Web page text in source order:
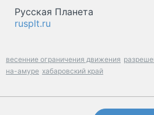
Русская Планета
rusplt.ru
весенние ограничения движения
на-амуре хабаровский край